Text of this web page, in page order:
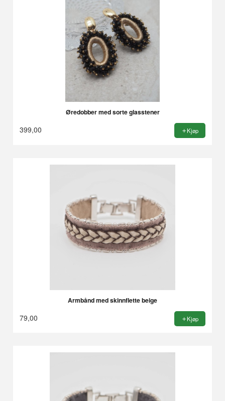
Øredobber med sorte glasstener
399,00 Kjøp
Armbånd med skinnflette beige
79,00 Kjøp